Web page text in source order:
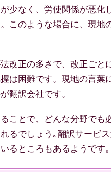
少なく、労使関係が悪化
このような場合に、現地
改正の多さで、改正ごと
は困難です。現地の言葉
翻訳会社です。
ことで、どんな分野でも
るでしょう｡翻訳サービ
るところもあるようです